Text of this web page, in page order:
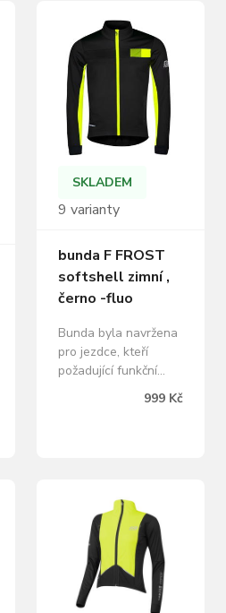
zajistí odvětrávání.
Komfort zajistí střih
bundy, prodloužené
rukávy a prodloužená
zadní část. 3 zadní
kapsy, reflexní prvky,
YKK zip elastický…
SKLADEM
9 varianty
bunda F FROST
softshell zimní ,
černo -fluo
Bunda byla navržena
pro jezdce, kteří
požadující funkční
Komfort zajistí střih
bundy, prodloužené
rukávy a prodloužená
zadní část. 3 zadní
kapsy, reflexní prvky,
YKK zip elastický…
999 Kč